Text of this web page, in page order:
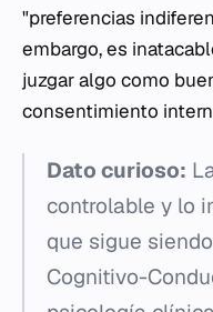
"preferencias
embargo, es
juzgar algo como
consentimiento
Dato curioso:
controlable y lo
que sigue
Cognitivo-